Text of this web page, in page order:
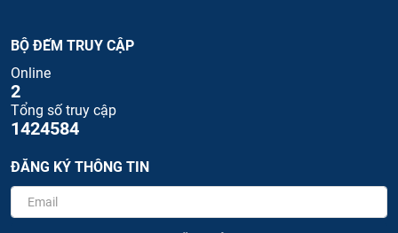
BỘ ĐẾM TRUY CẬP
Online
2
Tổng số truy cập
1424584
ĐĂNG KÝ THÔNG TIN